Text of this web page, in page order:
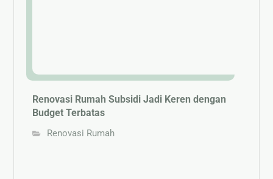
Renovasi Rumah Subsidi Jadi Keren dengan
Budget Terbatas
Renovasi Rumah